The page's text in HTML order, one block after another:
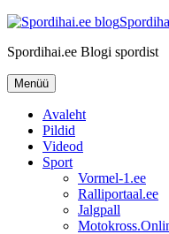
Liigu
juurde
Spordihai.ee Blogi spordist
Menüü
Avaleht
Pildid
Videod
Sport
Vormel-1.ee
Ralliportaal.ee
Jalgpall